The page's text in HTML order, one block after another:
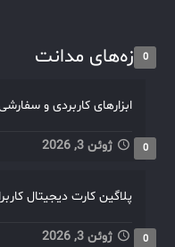
تازه‌های مدانت0
ابزارهای کاربردی و
ژوئن 3, 2026 0
پلاگین کارت دیجیتال
ژوئن 3, 2026 0